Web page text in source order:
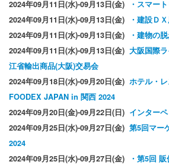
2024年09月11日(水)-09月13日(金)
・スマー
2024年09月11日(水)-09月13日(金)
・建設Ｄ
2024年09月11日(水)-09月13日(金)
・建物の
2024年09月11日(水)-09月13日(金) 大阪国際
江省輸出商品(大阪)交易会
2024年09月18日(水)-09月20日(金) ホテル・
FOODEX JAPAN in 関西 2024
2024年09月20日(金)-09月22日(日) インター
2024年09月25日(水)-09月27日(金) 第5回マー
2024
2024年09月25日(水)-09月27日(金)
・第5回